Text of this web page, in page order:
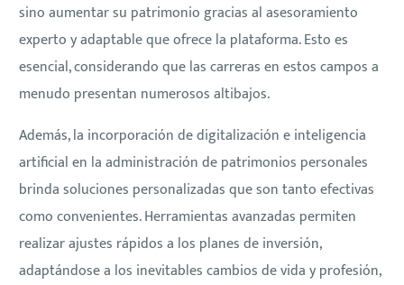
sino aumentar su patrimonio gracias al asesoramiento
experto y adaptable que ofrece la plataforma. Esto es
esencial, considerando que las carreras en estos campos a
menudo presentan numerosos altibajos.
Además, la incorporación de digitalización e inteligencia
artificial en la administración de patrimonios personales
brinda soluciones personalizadas que son tanto efectivas
como convenientes. Herramientas avanzadas permiten
realizar ajustes rápidos a los planes de inversión,
adaptándose a los inevitables cambios de vida y profesión,